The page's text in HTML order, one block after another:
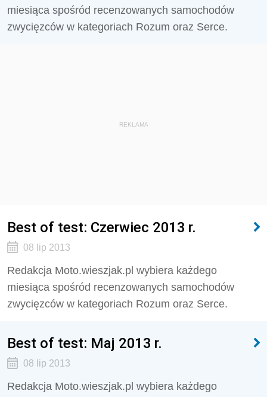
miesiąca spośród recenzowanych samochodów
zwycięzców w kategoriach Rozum oraz Serce.
REKLAMA
Best of test: Czerwiec 2013 r.
08 lip 2013
Redakcja Moto.wieszjak.pl wybiera każdego
miesiąca spośród recenzowanych samochodów
zwycięzców w kategoriach Rozum oraz Serce.
Best of test: Maj 2013 r.
08 lip 2013
Redakcja Moto.wieszjak.pl wybiera każdego